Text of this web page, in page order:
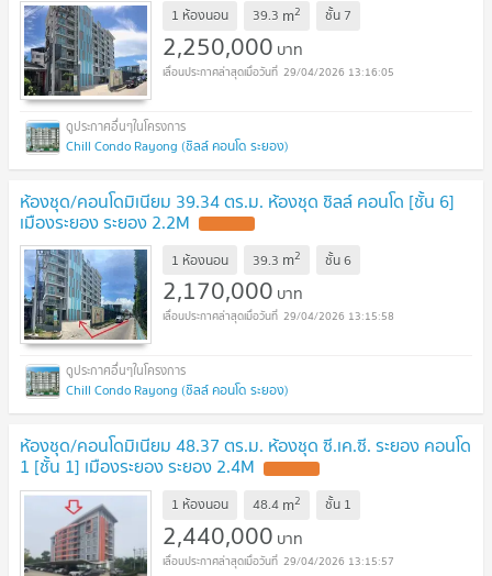
1 ห้องนอน 39.3 m2 ชั้น 7
2,250,000 บาท
29/04/2026 13:16:05
Chill Condo Rayong (ชิลล์ คอนโด ระยอง)
ห้องชุด/คอนโดมิเนียม 39.34 ตร.ม. ห้องชุด ชิลล์ คอนโด [ชั้น 6]
เมืองระยอง ระยอง 2.2M
1 ห้องนอน 39.3 m2 ชั้น6
2,170,000 บาท
29/04/2026 13:15:58
Chill Condo Rayong (ชิลล์ คอนโด ระยอง)
ห้องชุด/คอนโดมิเนียม 48.37 ตร.ม. ห้องชุด ซี.เค.ซี. ระยอง คอนโด
1 [ชั้น 1] เมืองระยอง ระยอง 2.4M
1 ห้องนอน 48.4 m2 ชั้น 1
2,440,000 บาท
29/04/2026 13:15:57